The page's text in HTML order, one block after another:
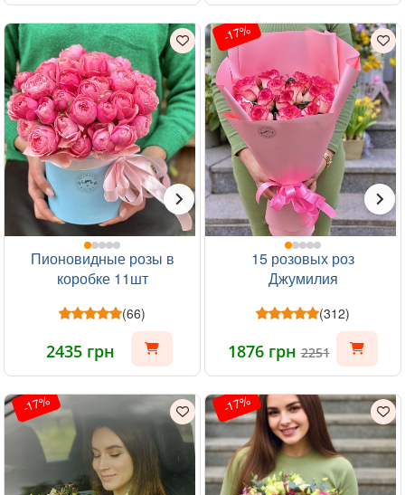
Пионовидные розы в
коробке 11шт
(66)
2435 грн
-17%
15 розовых роз
Джумилия
(312)
1876 грн2251
-17% -17%